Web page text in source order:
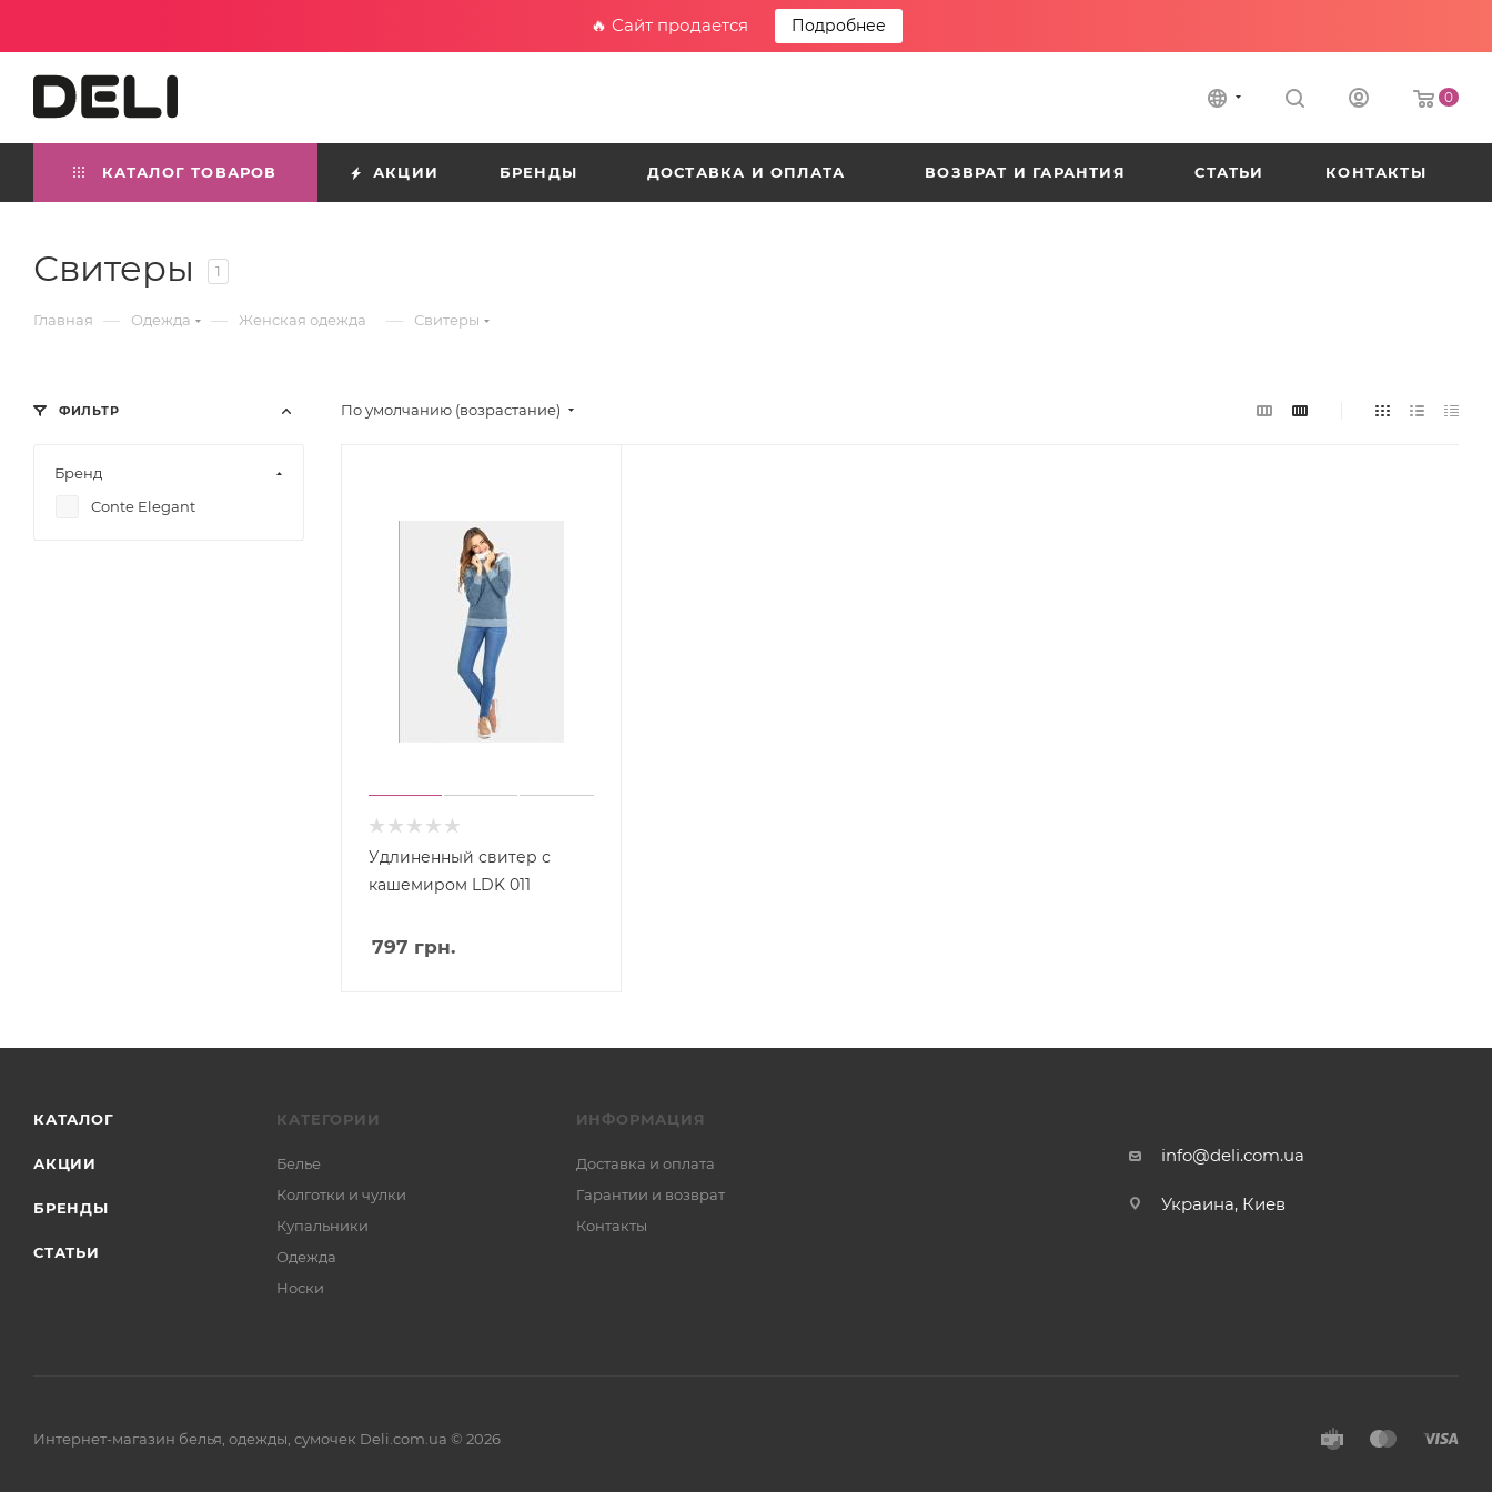
🔥 Сайт продается Подробнее
0
КАТАЛОГ ТОВАРОВ АКЦИИ БРЕНДЫ ДОСТАВКА И ОПЛАТА ВОЗВРАТ И ГАРАНТИЯ СТАТЬИ КОНТАКТЫ
Свитеры 1
Главная — Одежда — Женская одежда — Свитеры
По умолчанию (возрастание)
Удлиненный свитер с
кашемиром LDK 011
797 грн.
ФИЛЬТР
Бренд
Conte Elegant
КАТАЛОГ
АКЦИИ
БРЕНДЫ
СТАТЬИ
КАТЕГОРИИ
Белье
Колготки и чулки
Купальники
Одежда
Носки
ИНФОРМАЦИЯ
Доставка и оплата
Гарантии и возврат
Контакты
info@deli.com.ua
Украина, Киев
Интернет-магазин белья, одежды, сумочек Deli.com.ua © 2026